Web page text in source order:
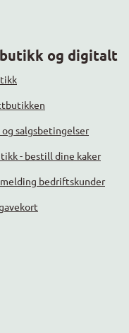
og digitalt
og salgsbetingelser
- bestill dine kaker
bedriftskunder